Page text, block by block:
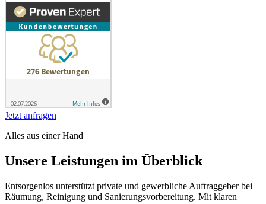
Jetzt anfragen
Alles aus einer Hand
Unsere Leistungen im Überblick
Entsorgenlos unterstützt private und gewerbliche Auftraggeber bei
Räumung, Reinigung und Sanierungsvorbereitung. Mit klaren